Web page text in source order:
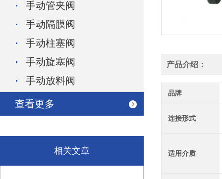
手动管夹阀
手动隔膜阀
手动柱塞阀
手动旋塞阀
手动放料阀
查看更多
相关文章
产品介绍：
品牌
连接形式
适用介质